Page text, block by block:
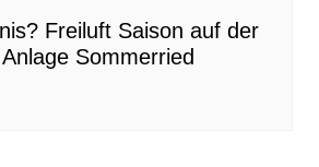
Freiluft Saison auf der
Sommerried